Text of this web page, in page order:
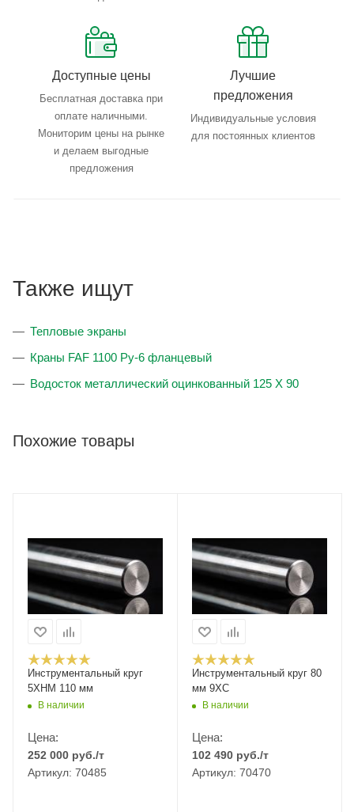
Доступные цены
Бесплатная доставка при
оплате наличными.
Мониторим цены на рынке
и делаем выгодные
предложения
Лучшие
предложения
Индивидуальные условия
для постоянных клиентов
Также ищут
Тепловые экраны
Краны FAF 1100 Ру-6 фланцевый
Водосток металлический оцинкованный 125 X 90
Похожие товары
Инструментальный круг
5ХНМ 110 мм
В наличии
Цена:
252 000 руб./т
Артикул: 70485
Инструментальный круг 80
мм 9ХС
В наличии
Цена:
102 490 руб./т
Артикул: 70470